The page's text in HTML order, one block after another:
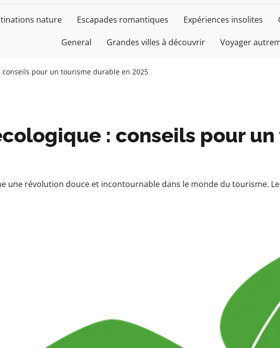
nature Escapades romantiques Expériences insolites
General Grandes villes à découvrir Voyager
conseils pour un tourisme durable en 2025
: conseils pour
une révolution douce et incontournable dans le monde du tourisme.